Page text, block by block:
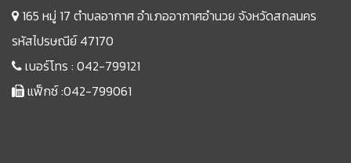
165 หมู่ 17 ตำบลอากาศ อำเภออากาศอำนวย จังหวัดสกลนคร
รหัสไปรษณีย์ 47170
เบอร์โทร : 042-799121
แฟ็กซ์ :042-799061